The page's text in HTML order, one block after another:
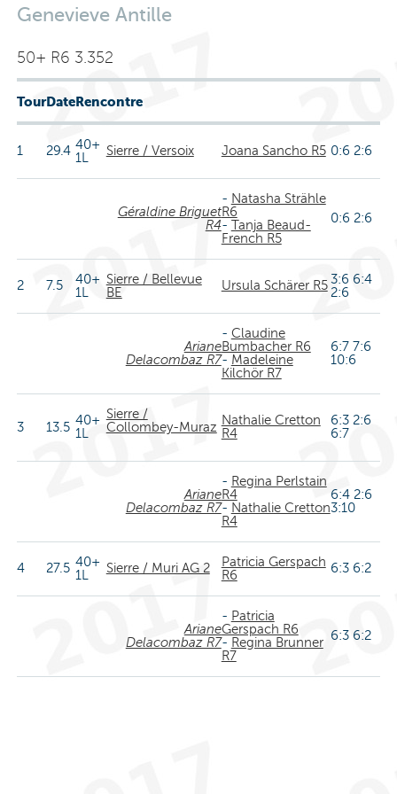
Genevieve Antille
50+ R6 3.352
TourDateRencontre
1 29.4 40+
1L
Sierre / Versoix Joana Sancho R5 0:6 2:6
Géraldine Briguet
R4
- Natasha Strähle
R6
- Tanja Beaud-
French R5
0:6 2:6
2 7.5
40+
1L
Sierre / Bellevue
BE
Ursula Schärer R5 3:6 6:4
2:6
Ariane
Delacombaz R7
- Claudine
Bumbacher R6
- Madeleine
Kilchör R7
6:7 7:6
10:6
3 13.5 40+
1L
Sierre /
Collombey-Muraz Nathalie Cretton
R4
6:3 2:6
6:7
Ariane
Delacombaz R7
- Regina Perlstain
R4
- Nathalie Cretton
R4
6:4 2:6
3:10
4 27.5 40+
1L
Sierre / Muri AG 2
Patricia Gerspach
R6
6:3 6:2
Ariane
Delacombaz R7
- Patricia
Gerspach R6
- Regina Brunner
R7
6:3 6:2